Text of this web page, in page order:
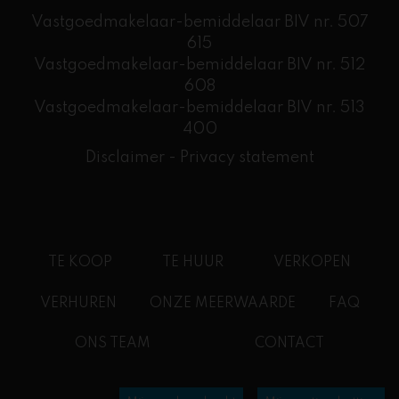
Vastgoedmakelaar-bemiddelaar BIV nr. 507
615
Vastgoedmakelaar-bemiddelaar BIV nr. 512
608
​Vastgoedmakelaar-bemiddelaar BIV nr. 513
400
Disclaimer - Privacy statement
TE KOOP TE HUUR VERKOPEN
VERHUREN ONZE MEERWAARDE FAQ
ONS TEAM CONTACT